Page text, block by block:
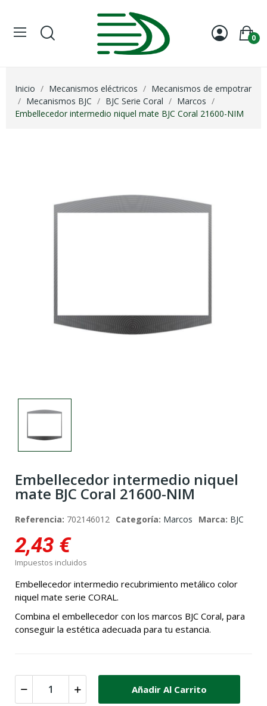
0
Inicio Mecanismos eléctricos
Mecanismos de empotrar
Mecanismos BJC
BJC Serie Coral
Marcos
Embellecedor intermedio niquel mate BJC Coral 21600-NIM
Embellecedor intermedio niquel
mate BJC Coral 21600-NIM
Referencia: 702146012 Categoría: Marcos Marca: BJC
2,43 €
Impuestos incluidos
Embellecedor intermedio recubrimiento metálico color
niquel mate serie CORAL.
Combina el embellecedor con los marcos BJC Coral, para
conseguir la estética adecuada para tu estancia.
Añadir Al Carrito